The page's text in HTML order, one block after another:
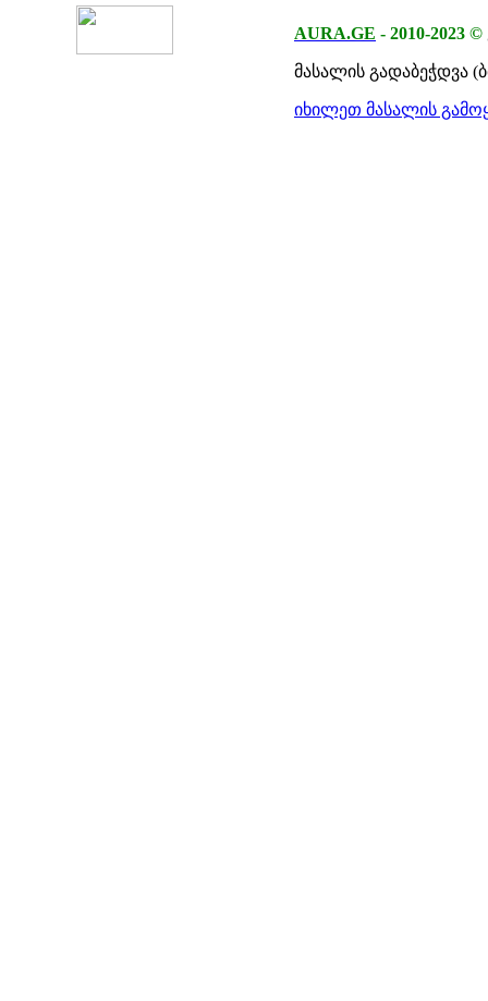
AURA.GE - 2010-2023 ©
მასალის გადაბეჭდვა
იხილეთ მასალის